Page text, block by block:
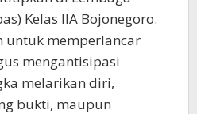
Kelas IIA Bojonegoro.
untuk memperlancar
mengantisipasi
melarikan diri,
bukti, maupun